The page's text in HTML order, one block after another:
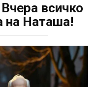
всичко
на Наташа!